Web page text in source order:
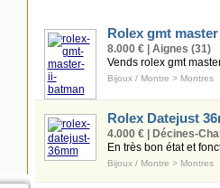
Rolex gmt
8.000 € | Aignes (31)
Vends rolex gmt
Bijoux / Montre > Montres
Rolex Datejust
4.000 € | Décines-
En très bon état et
Bijoux / Montre > Montres